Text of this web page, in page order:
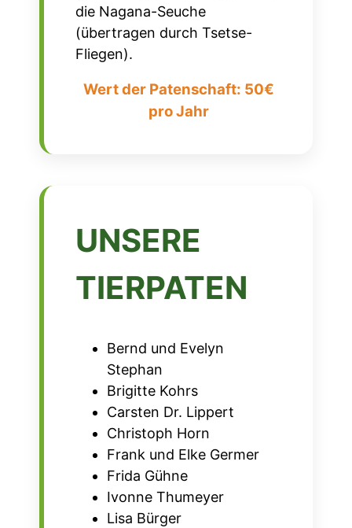
die Nagana-Seuche
(übertragen durch Tsetse-
Fliegen).
Wert der Patenschaft: 50€
pro Jahr
UNSERE
TIERPATEN
Bernd und Evelyn
Stephan
Brigitte Kohrs
Carsten Dr. Lippert
Christoph Horn
Frank und Elke Germer
Frida Gühne
Ivonne Thumeyer
Lisa Bürger